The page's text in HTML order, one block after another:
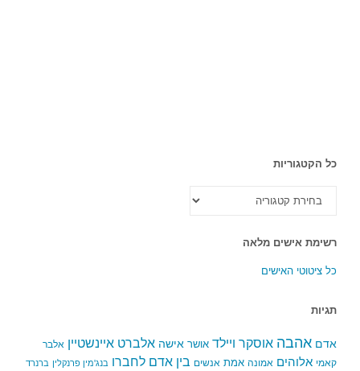
כל הקטגוריות
הקטגוריות
רשימת אישים מלאה
כל ציטוטי האישים
תגיות
אדם אהבה אוסקר ויילד אושר אישה אלברט איינשטיין אלבר
קאמי אלוהים אמונה אמת אנשים בין אדם לחברו בנג'מין פרנקלין ברנרד